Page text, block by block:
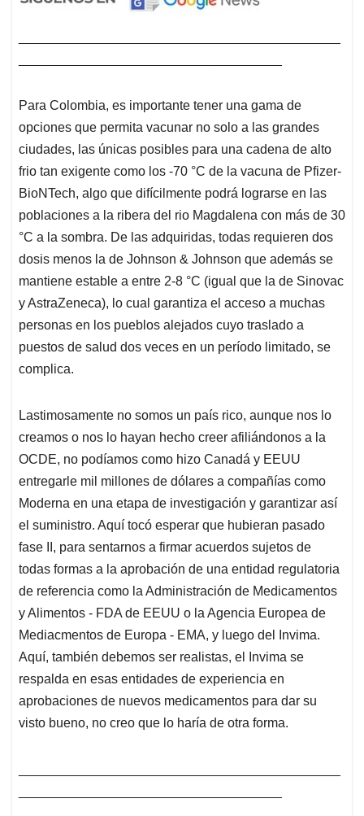
Para Colombia, es importante tener una gama de
opciones que permita vacunar no solo a las grandes
ciudades, las únicas posibles para una cadena de alto
frio tan exigente como los -70 °C de la vacuna de Pfizer-
BioNTech, algo que difícilmente podrá lograrse en las
poblaciones a la ribera del rio Magdalena con más de 30
°C a la sombra. De las adquiridas, todas requieren dos
dosis menos la de Johnson & Johnson que además se
mantiene estable a entre 2-8 °C (igual que la de Sinovac
y AstraZeneca), lo cual garantiza el acceso a muchas
personas en los pueblos alejados cuyo traslado a
puestos de salud dos veces en un período limitado, se
complica.
Lastimosamente no somos un país rico, aunque nos lo
creamos o nos lo hayan hecho creer afiliándonos a la
OCDE, no podíamos como hizo Canadá y EEUU
entregarle mil millones de dólares a compañías como
Moderna en una etapa de investigación y garantizar así
el suministro. Aquí tocó esperar que hubieran pasado
fase II, para sentarnos a firmar acuerdos sujetos de
todas formas a la aprobación de una entidad regulatoria
de referencia como la Administración de Medicamentos
y Alimentos - FDA de EEUU o la Agencia Europea de
Mediacmentos de Europa - EMA, y luego del Invima.
Aquí, también debemos ser realistas, el Invima se
respalda en esas entidades de experiencia en
aprobaciones de nuevos medicamentos para dar su
visto bueno, no creo que lo haría de otra forma.